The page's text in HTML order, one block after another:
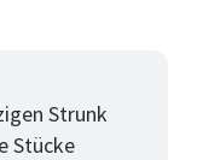
Strunk
Stücke